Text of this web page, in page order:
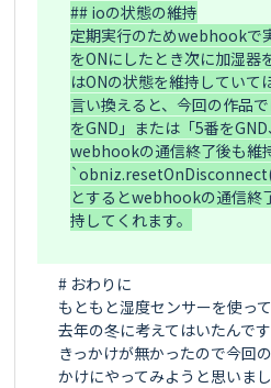
## ioの状態の維持
定期実行のためwebhookで
をONにしたとき次に加湿器
はONの状態を維持していて
言い換えると、今回の作品
をGND」または「5番を
webhookの通信終了後も維
とするとwebhookの通信終
持してくれます。
# おわりに
もともと湿度センサーを使っ
去年の冬に考えてはいたんで
きっかけが無かったので今回
かけにやってみようと思いまし